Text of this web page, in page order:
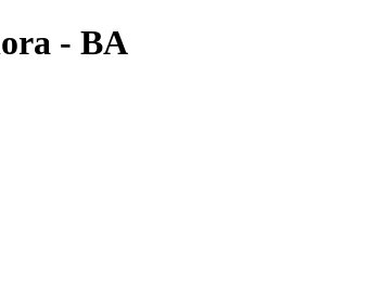
- BA